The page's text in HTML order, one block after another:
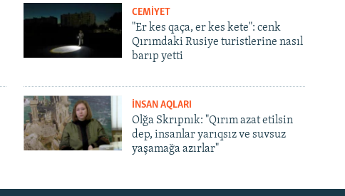
CEMİYET
"Er kes qaça, er kes kete": cenk
Qırımdaki Rusiye turistlerine nasıl
barıp yetti
İNSAN AQLARI
Olğa Skrıpnık: "Qırım azat etilsin
dep, insanlar yarıqsız ve suvsuz
yaşamağa azırlar"